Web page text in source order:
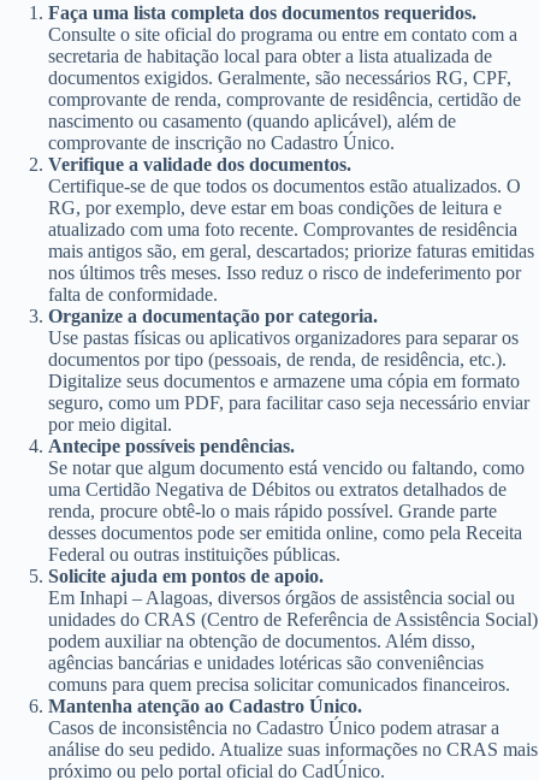
Faça uma lista completa dos documentos requeridos.
Consulte o site oficial do programa ou entre em contato com a
secretaria de habitação local para obter a lista atualizada de
documentos exigidos. Geralmente, são necessários RG, CPF,
comprovante de renda, comprovante de residência, certidão de
nascimento ou casamento (quando aplicável), além de
comprovante de inscrição no Cadastro Único.
Verifique a validade dos documentos.
Certifique-se de que todos os documentos estão atualizados. O
RG, por exemplo, deve estar em boas condições de leitura e
atualizado com uma foto recente. Comprovantes de residência
mais antigos são, em geral, descartados; priorize faturas emitidas
nos últimos três meses. Isso reduz o risco de indeferimento por
falta de conformidade.
Organize a documentação por categoria.
Use pastas físicas ou aplicativos organizadores para separar os
documentos por tipo (pessoais, de renda, de residência, etc.).
Digitalize seus documentos e armazene uma cópia em formato
seguro, como um PDF, para facilitar caso seja necessário enviar
por meio digital.
Antecipe possíveis pendências.
Se notar que algum documento está vencido ou faltando, como
uma Certidão Negativa de Débitos ou extratos detalhados de
renda, procure obtê-lo o mais rápido possível. Grande parte
desses documentos pode ser emitida online, como pela Receita
Federal ou outras instituições públicas.
Solicite ajuda em pontos de apoio.
Em Inhapi – Alagoas, diversos órgãos de assistência social ou
unidades do CRAS (Centro de Referência de Assistência Social)
podem auxiliar na obtenção de documentos. Além disso,
agências bancárias e unidades lotéricas são conveniências
comuns para quem precisa solicitar comunicados financeiros.
Mantenha atenção ao Cadastro Único.
Casos de inconsistência no Cadastro Único podem atrasar a
análise do seu pedido. Atualize suas informações no CRAS mais
próximo ou pelo portal oficial do CadÚnico.